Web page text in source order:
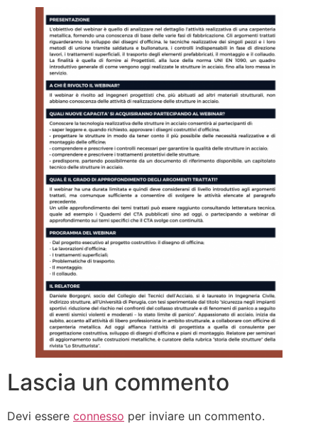
Lascia un commento
Devi essere connesso per inviare un commento.